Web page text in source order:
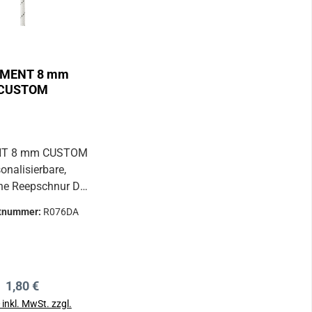
8 mm
8 mm CUSTOM
Der
einer
bis 2000 Meter
R076DA
Regulärer Preis:
1,80 €
inkl. MwSt. zzgl.